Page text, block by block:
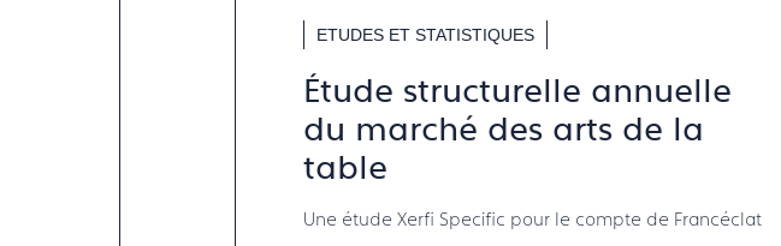
ETUDES ET STATISTIQUES
Étude structurelle annuelle
du marché des arts de la
table
Une étude Xerfi Specific pour le compte de Francéclat